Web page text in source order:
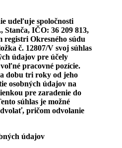
udeľuje spoločnosti
IČO: 36 209 813,
registri Okresného súdu
č. 12807/V svoj súhlas
údajov pre účely
pracovné pozície.
dobu tri roky od jeho
osobných údajov na
pre zaradenie do
súhlas je možné
pričom odvolanie
údajov